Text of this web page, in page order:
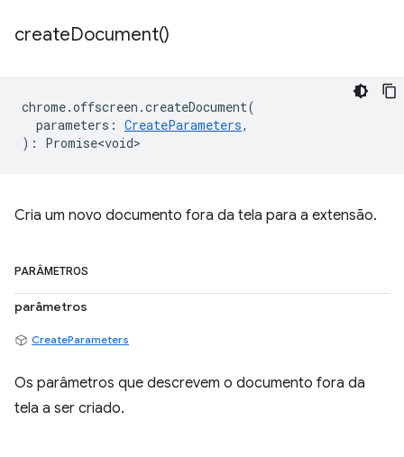
createDocument()
chrome.offscreen .createDocument(
parameters : CreateParameters,
) : Promise<void>
Cria um novo documento fora da tela para a extensão.
PARÂMETROS
parâmetros
CreateParameters
Os parâmetros que descrevem o documento fora da
tela a ser criado.